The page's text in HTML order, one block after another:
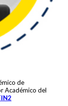
de
Académico del